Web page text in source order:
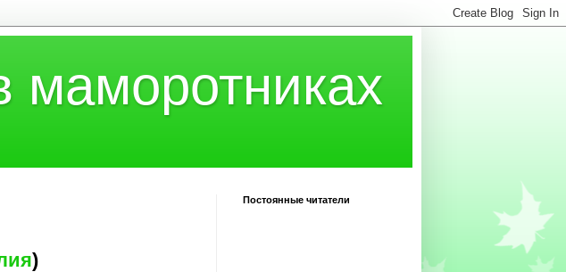
маморотниках
)
Постоянные читатели